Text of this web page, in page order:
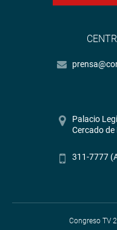
Palacio
Cercado de
311-7777
Congreso TV